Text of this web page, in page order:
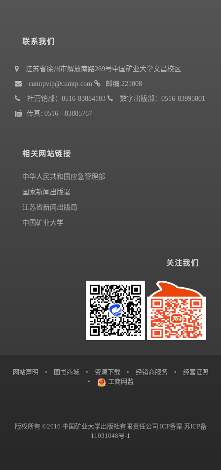
联系我们
江苏省徐州市解放南路269号中国矿业大学文昌校区
cumtpvip@cumtp.com
邮编:221008
社营销部：0516-83884103
数字出版部：0516-83995801
传真: 0516 - 83885767
相关网站链接
中华人民共和国应急管理部
国家新闻出版署
江苏省新闻出版局
中国矿业大学
关注我们
网站声明 • 图书商城 • 资源下载 • 经销商服务 •
经营证照
•
工商网监
版权所有 ©2016 中国矿业大学出版社有限责任公司 ICP备案 苏ICP备
11031048号-1